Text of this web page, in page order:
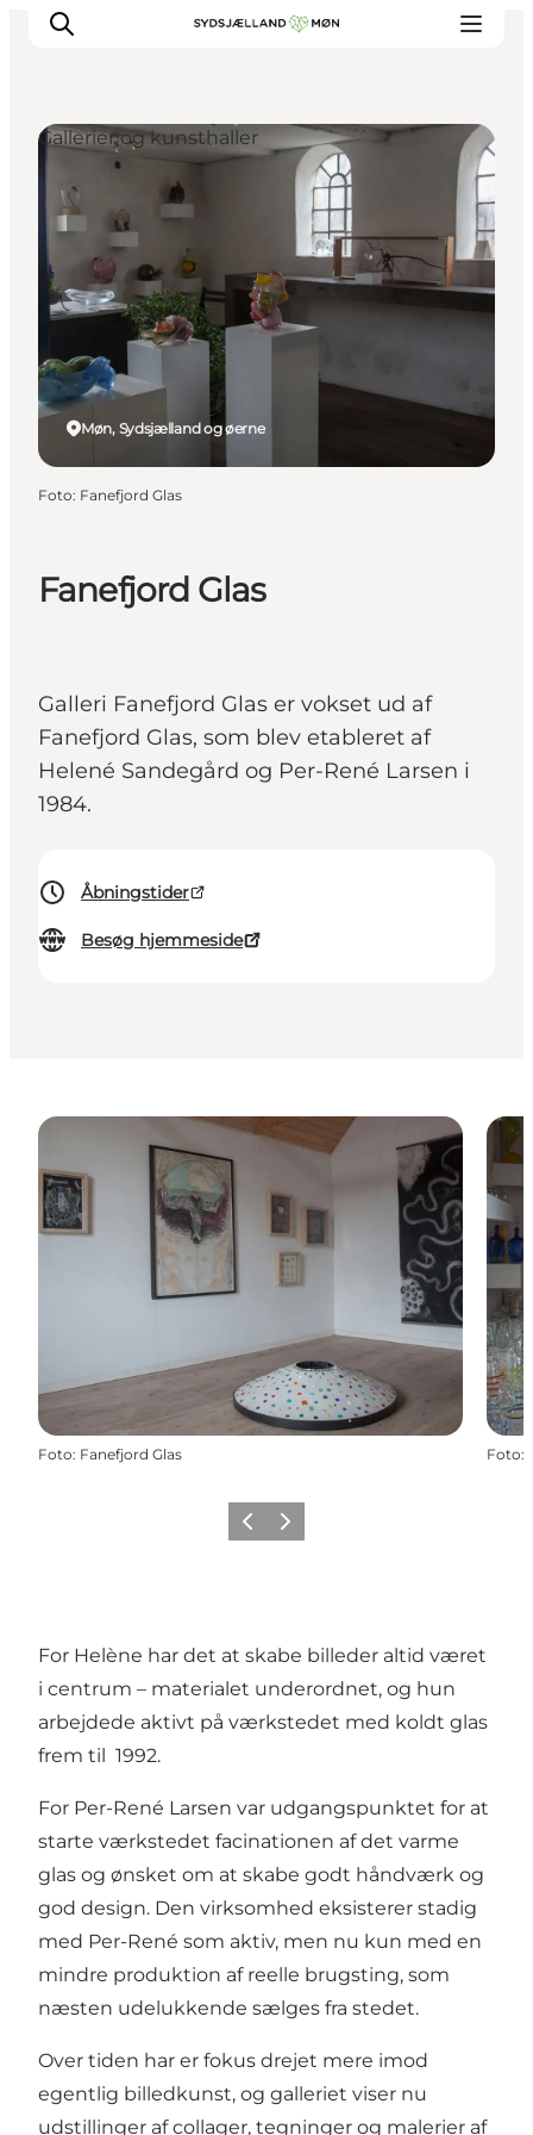
Oplev
Byer og steder
Events
Spis
Overnat
Planlæg din tur
Fanefjord Glas
Galleri Fanefjord Glas er vokset ud af
Fanefjord Glas, som blev etableret af
Helené Sandegård og Per-René Larsen i
1984.
Åbningstider
Besøg hjemmeside
Møn, Sydsjælland og øerne
Gallerier og kunsthaller
Foto: Fanefjord Glas
Foto: Fanefjord Glas Foto:
ForrigeNæste
For Helène har det at skabe billeder altid været
i centrum – materialet underordnet, og hun
arbejdede aktivt på værkstedet med koldt glas
frem til 1992.
For Per-René Larsen var udgangspunktet for at
starte værkstedet facinationen af det varme
glas og ønsket om at skabe godt håndværk og
god design. Den virksomhed eksisterer stadig
med Per-René som aktiv, men nu kun med en
mindre produktion af reelle brugsting, som
næsten udelukkende sælges fra stedet.
Over tiden har er fokus drejet mere imod
egentlig billedkunst, og galleriet viser nu
udstillinger af collager, tegninger og malerier af